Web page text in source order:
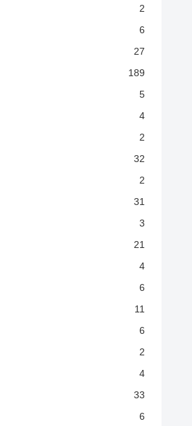
2
6
27
189
5
4
2
32
2
31
3
21
4
6
11
6
2
4
33
6